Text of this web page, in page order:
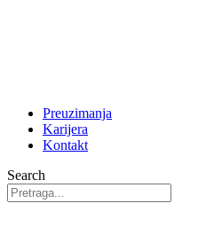
Preuzimanja
Karijera
Kontakt
Search